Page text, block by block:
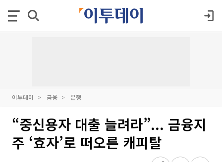
이투데이 금융 은행
“중신용자 대출 늘려라”... 금융지
주 ‘효자’로 떠오른 캐피탈